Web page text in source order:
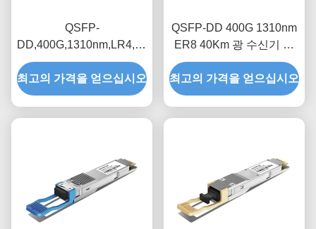
QSFP-
DD,400G,1310nm,LR4,10Km,
오프틱 트랜시버 모듈
최고의 가격을 얻으십시오
QSFP-DD 400G 1310nm
ER8 40Km 광 수신기 모
듈
최고의 가격을 얻으십시오